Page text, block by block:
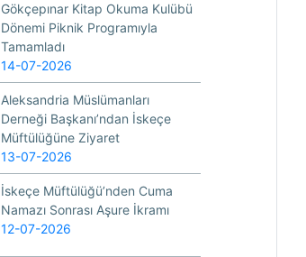
Gökçepınar Kitap Okuma Kulübü
Dönemi Piknik Programıyla
Tamamladı
14-07-2026
Aleksandria Müslümanları
Derneği Başkanı’ndan İskeçe
Müftülüğüne Ziyaret
13-07-2026
İskeçe Müftülüğü’nden Cuma
Namazı Sonrası Aşure İkramı
12-07-2026